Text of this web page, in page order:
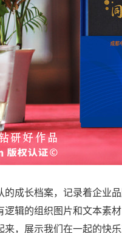
成长档案，记录着企业
辑的组织图片和文本素
，展示我们在一起的快乐